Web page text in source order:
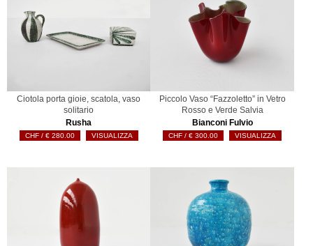
Ciotola porta gioie, scatola, vaso
solitario
Rusha
€280.00 VISUALIZZA
Piccolo Vaso “Fazzoletto” in Vetro
Rosso e Verde Salvia
Bianconi Fulvio
€ 300.00 VISUALIZZA